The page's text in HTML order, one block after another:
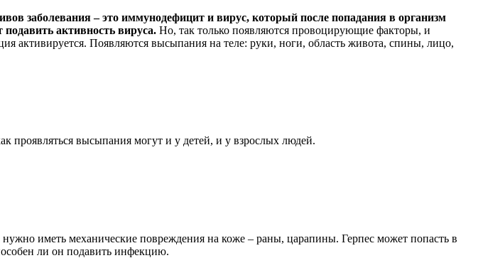
заболевания – это иммунодефицит и вирус, который после попадания в организм
активность вируса. Но, так только появляются провоцирующие факторы, и
активируется. Появляются высыпания на теле: руки, ноги, область живота, спины, лицо,
проявляться высыпания могут и у детей, и у взрослых людей.
иметь механические повреждения на коже – раны, царапины. Герпес может попасть в
ли он подавить инфекцию.